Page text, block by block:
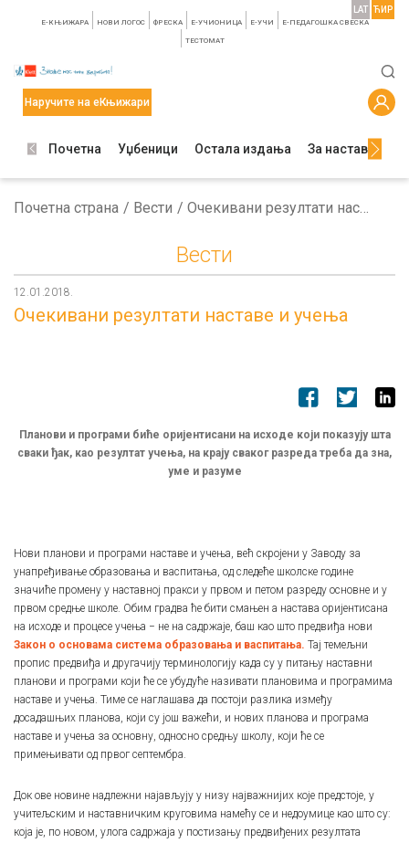
E-КЊИЖАРА НОВИ ЛОГОС ФРЕСКА E-УЧИОНИЦА E-УЧИ Е-ПЕДАГОШКА СВЕСКА
TЕСТОМАТ
LAT ЋИР
Наручите на еКњижари
Почетна Уџбеници Остала издања За наставнике
Почетна страна Вести Очекивани резултати наставе и учења
Вести
12.01.2018.
Очекивани резултати наставе и учења
Планови и програми биће оријентисани на исходе који показују шта
сваки ђак, као резултат учења, на крају сваког разреда треба да зна,
уме и разуме
Нови планови и програми наставе и учења, већ скројени у Заводу за
унапређивање образовања и васпитања, од следеће школске године
значиће промену у наставној пракси у првом и петом разреду основне и у
првом средње школе. Обим градва ће бити смањен а настава оријентисана
на исходе и процесе учења − не на садржаје, баш као што предвиђа нови
Закон о основама система образовања и васпитања. Тај темељни
пропис предвиђа и другачију терминологију када су у питању наставни
планови и програми који ће се убудуће називати плановима и програмима
наставе и учења. Тиме се наглашава да постоји разлика између
досадашњих планова, који су још важећи, и нових планова и програма
наставе и учења за основну, односно средњу школу, који ће се
примењивати од првог септембра.
Док ове новине надлежни најављују у низу најважнијих које предстоје, у
учитељским и наставничким круговима намећу се и недоумице као што су:
која је, по новом, улога садржаја у постизању предвиђених резултата